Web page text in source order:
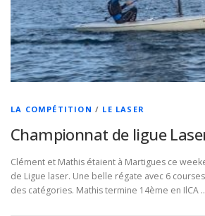
LA COMPÉTITION / LE LASER
Championnat de ligue
Clément et Mathis étaient à Martigues ce
de Ligue laser. Une belle régate avec 6
des catégories. Mathis termine 14ème en IlCA